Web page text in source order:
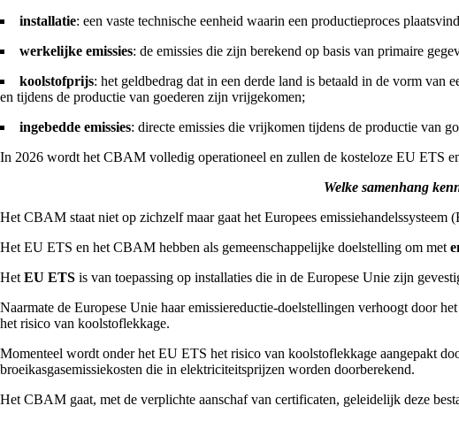
installatie: een vaste technische eenheid waarin een productieproces
werkelijke emissies: de emissies die zijn berekend op basis van primaire
koolstofprijs: het geldbedrag dat in een derde land is betaald in de vorm van
en tijdens de productie van goederen zijn vrijgekomen;
ingebedde emissies: directe emissies die vrijkomen tijdens de productie van
In 2026 wordt het CBAM volledig operationeel en zullen de kosteloze EU ETS
Welke samenhang
Het CBAM staat niet op zichzelf maar gaat het Europees
Het EU ETS en het CBAM hebben als gemeenschappelijke doelstelling om met
Het EU ETS is van toepassing op installaties die in de Europese Unie zijn
Naarmate de Europese Unie haar emissiereductie-doelstellingen verhoogt door
het risico van koolstoflekkage.
Momenteel wordt onder het EU ETS het risico van koolstoflekkage aangepakt
broeikasgasemissiekosten die in elektriciteitsprijzen worden doorberekend.
Het CBAM gaat, met de verplichte aanschaf van certificaten, geleidelijk deze